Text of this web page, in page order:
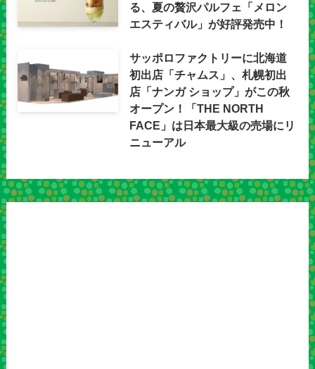
る、夏の贅沢パルフェ「メロン
エスティバル」が好評発売中！
サッポロファクトリーに北海道
初出店「チャムス」、札幌初出
店「ナンガ ショップ」がこの秋
オープン！「THE NORTH
FACE」は日本最大級の売場にリ
ニューアル